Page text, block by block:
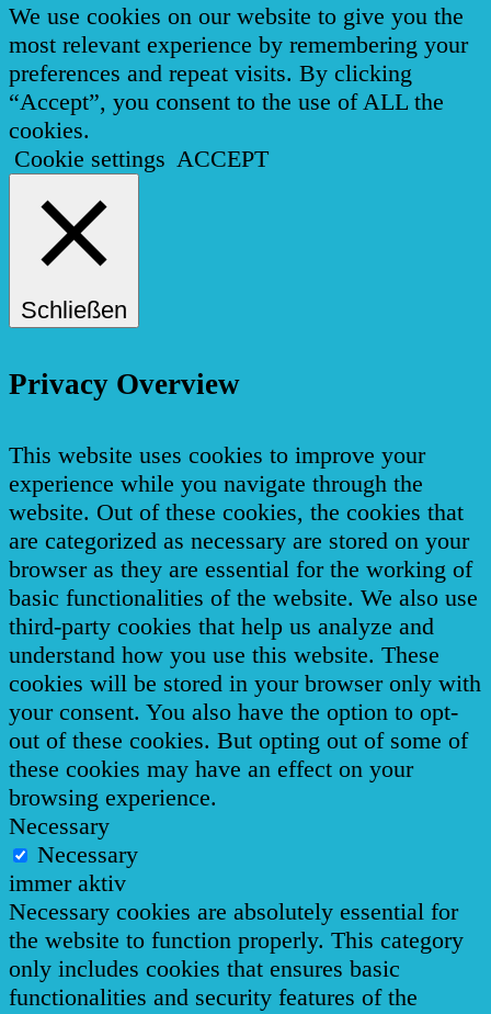
We use cookies on our website to give you the
most relevant experience by remembering your
preferences and repeat visits. By clicking
“Accept”, you consent to the use of ALL the
cookies.
Cookie settings ACCEPT
Schließen
Privacy Overview
This website uses cookies to improve your
experience while you navigate through the
website. Out of these cookies, the cookies that
are categorized as necessary are stored on your
browser as they are essential for the working of
basic functionalities of the website. We also use
third-party cookies that help us analyze and
understand how you use this website. These
cookies will be stored in your browser only with
your consent. You also have the option to opt-
out of these cookies. But opting out of some of
these cookies may have an effect on your
browsing experience.
Necessary
Necessary
immer aktiv
Necessary cookies are absolutely essential for
the website to function properly. This category
only includes cookies that ensures basic
functionalities and security features of the